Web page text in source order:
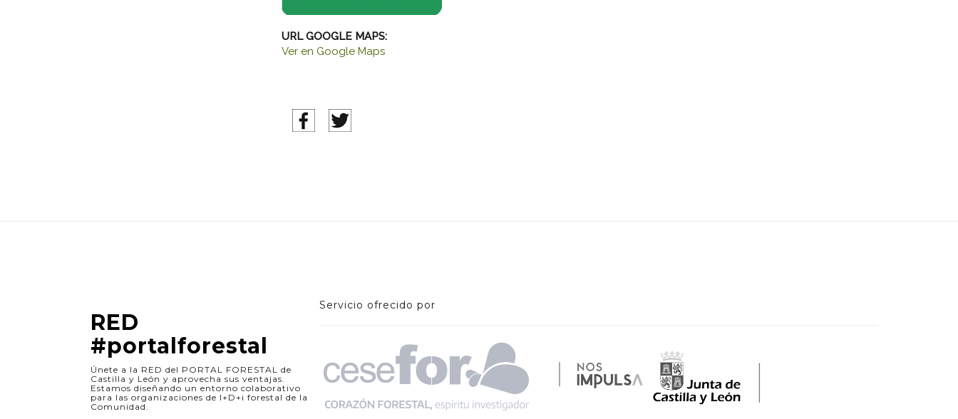
URL GOOGLE MAPS:
Ver en Google Maps
RED
#portalforestal
Únete a la RED del PORTAL FORESTAL de
Castilla y León y aprovecha sus ventajas.
Estamos diseñando un entorno colaborativo
para las organizaciones de I+D+i forestal de la
Comunidad.
Servicio ofrecido por